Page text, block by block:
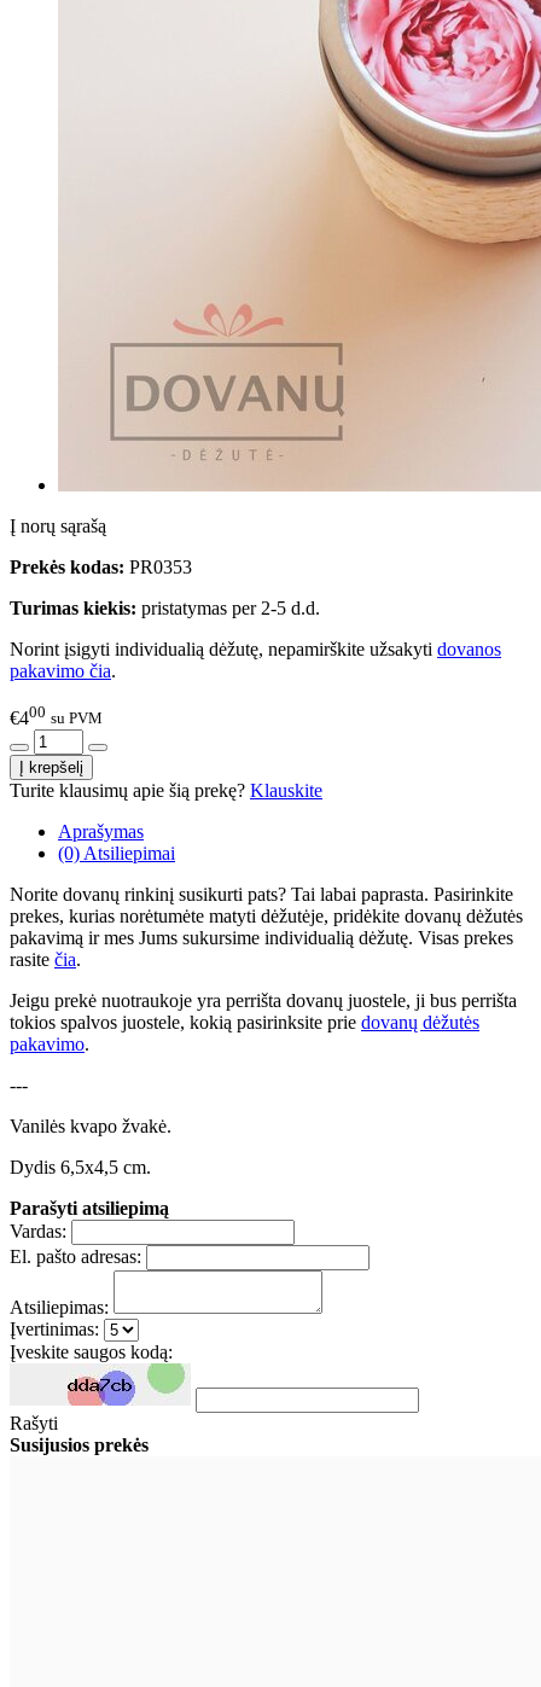
Į norų sąrašą
Prekės kodas: PR0353
Turimas kiekis: pristatymas per 2-5 d.d.
Norint įsigyti individualią dėžutę, nepamirškite užsakyti dovanos
pakavimo čia.
€400 su PVM
Turite klausimų apie šią prekę? Klauskite
Aprašymas
(0) Atsiliepimai
Norite dovanų rinkinį susikurti pats? Tai labai paprasta. Pasirinkite
prekes, kurias norėtumėte matyti dėžutėje, pridėkite dovanų dėžutės
pakavimą ir mes Jums sukursime individualią dėžutę. Visas prekes
rasite čia.
Jeigu prekė nuotraukoje yra perrišta dovanų juostele, ji bus perrišta
tokios spalvos juostele, kokią pasirinksite prie dovanų dėžutės
pakavimo.
---
Vanilės kvapo žvakė.
Dydis 6,5x4,5 cm.
Parašyti atsiliepimą
Vardas:
El. pašto adresas:
Atsiliepimas:
Įvertinimas:
Įveskite saugos kodą:
Rašyti
Susijusios prekės